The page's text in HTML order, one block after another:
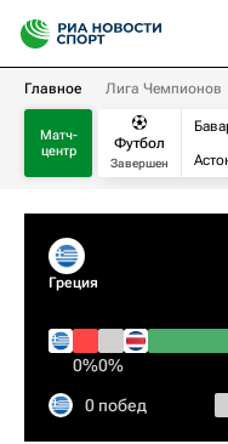
Главное Лига Чемпионов
Матч-
центр
Футбол
Завершен
Греция
0%0%
0 побед